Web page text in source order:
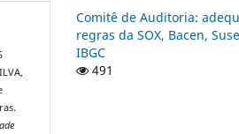
Comitê de Auditoria:
regras da SOX, Bacen,
IBGC
491